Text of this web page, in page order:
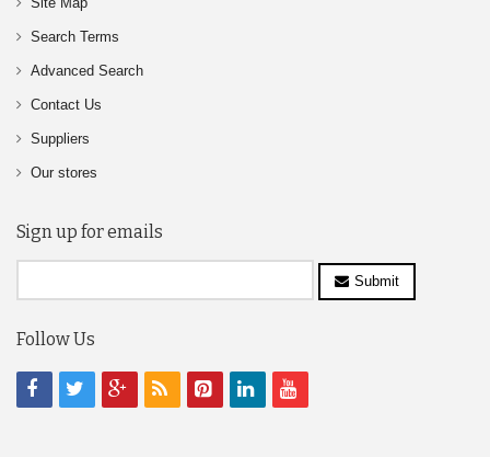
Search Terms
Advanced Search
Contact Us
Suppliers
Our stores
Sign up for emails
Submit
Follow Us